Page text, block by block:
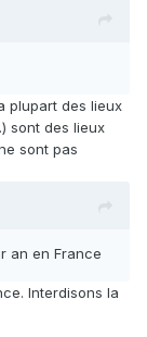
plupart des lieux
sont des lieux
sont pas
an en France
Interdisons la